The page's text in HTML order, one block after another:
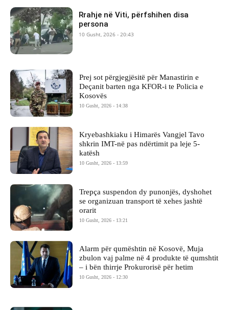
Rrahje në Viti, përfshihen disa
persona
10 Gusht, 2026 - 20:43
Prej sot përgjegjësitë për Manastirin e
Deçanit barten nga KFOR-i te Policia e
Kosovës
10 Gusht, 2026 - 14:38
Kryebashkiaku i Himarës Vangjel Tavo
shkrin IMT-në pas ndërtimit pa leje 5-
katësh
10 Gusht, 2026 - 13:59
Trepça suspendon dy punonjës, dyshohet
se organizuan transport të xehes jashtë
orarit
10 Gusht, 2026 - 13:21
Alarm për qumështin në Kosovë, Muja
zbulon vaj palme në 4 produkte të qumshtit
– i bën thirrje Prokurorisë për hetim
10 Gusht, 2026 - 12:30